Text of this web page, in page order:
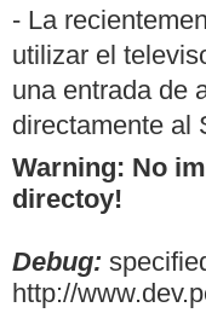
switch.com.
Conversor de
código
utilidad es la
compilación
operativos, a
OpenMSX
Linux de
- La
utilizar el
una entrada de
directamente al
Warning: No
directoy!
Debug:
http://